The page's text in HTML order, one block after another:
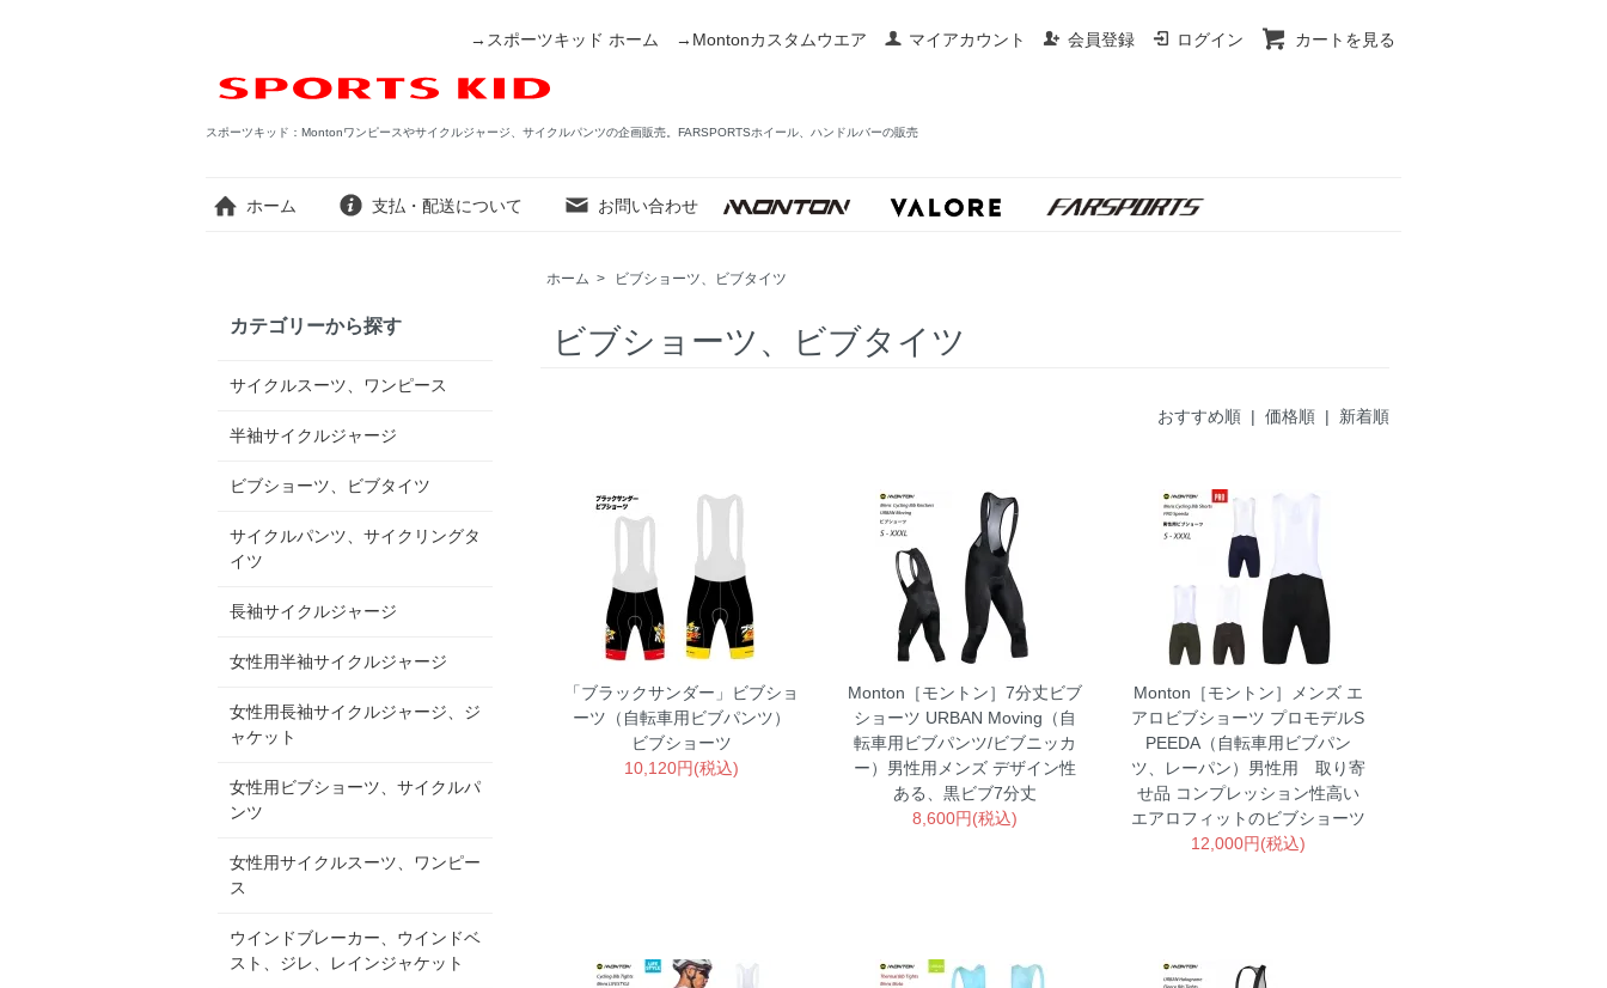
→スポーツキッド ホーム →Montonカスタムウエア マイアカウント 会員登録 ログイン カートを見る
スポーツキッド：Montonワンピースやサイクルジャージ、サイクルパンツの企画販売。FARSPORTSホイール、ハンドルバーの販売
ホーム 支払・配送について お問い合わせ
ホーム > ビブショーツ、ビブタイツ
ビブショーツ、ビブタイツ
おすすめ順 | 価格順 | 新着順
「ブラックサンダー」ビブショ
ーツ（自転車用ビブパンツ）
ビブショーツ
10,120円(税込)
Monton［モントン］7分丈ビブ
ショーツ URBAN Moving（自
転車用ビブパンツ/ビブニッカ
ー）男性用メンズデザイン性
ある、黒ビブ7分丈
8,600円(税込)
Monton［モントン］メンズ エ
アロビブショーツ プロモデルS
PEEDA（自転車用ビブパン
ツ、レーパン）男性用 取り寄
せ品 コンプレッション性高い
エアロフィットのビブショーツ
12,000円(税込)
カテゴリーから探す
サイクルスーツ、ワンピース
半袖サイクルジャージ
ビブショーツ、ビブタイツ
サイクルパンツ、サイクリングタ
イツ
長袖サイクルジャージ
女性用半袖サイクルジャージ
女性用長袖サイクルジャージ、ジ
ャケット
女性用ビブショーツ、サイクルパ
ンツ
女性用サイクルスーツ、ワンピー
ス
ウインドブレーカー、ウインドベ
スト、ジレ、レインジャケット